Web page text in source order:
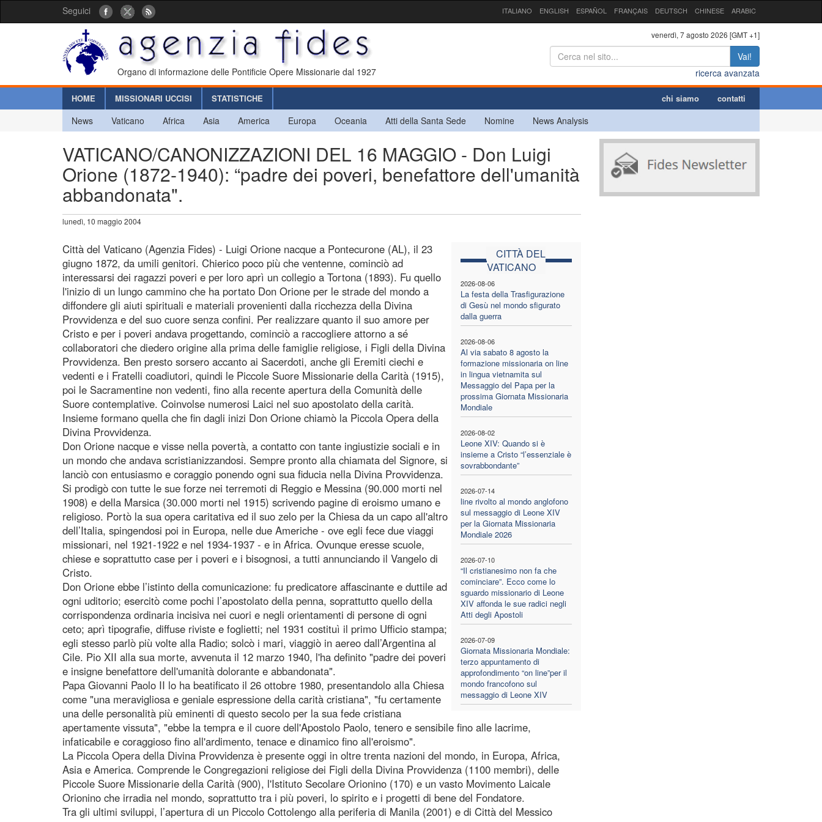
Seguici ITALIANO ENGLISH ESPAÑOL FRANÇAIS DEUTSCH CHINESE ARABIC
Organo di informazione delle Pontificie Opere Missionarie dal 1927
venerdì, 7 agosto 2026 [GMT +1]
Vai!
ricerca avanzata
HOME MISSIONARI UCCISI STATISTICHE chi siamo contatti
News Vaticano Africa Asia America Europa Oceania Atti della Santa Sede Nomine News Analysis
VATICANO/CANONIZZAZIONI DEL 16 MAGGIO - Don Luigi
Orione (1872-1940): “padre dei poveri, benefattore dell'umanità
abbandonata".
lunedì, 10 maggio 2004
CITTÀ DEL
VATICANO
2026-08-06
La festa della Trasfigurazione
di Gesù nel mondo sfigurato
dalla guerra
2026-08-06
Al via sabato 8 agosto la
formazione missionaria on line
in lingua vietnamita sul
Messaggio del Papa per la
prossima Giornata Missionaria
Mondiale
2026-08-02
Leone XIV: Quando si è
insieme a Cristo “l’essenziale è
sovrabbondante”
2026-07-14
line rivolto al mondo anglofono
sul messaggio di Leone XIV
per la Giornata Missionaria
Mondiale 2026
2026-07-10
“Il cristianesimo non fa che
cominciare”. Ecco come lo
sguardo missionario di Leone
XIV affonda le sue radici negli
Atti degli Apostoli
2026-07-09
Giornata Missionaria Mondiale:
terzo appuntamento di
approfondimento “on line”per il
mondo francofono sul
messaggio di Leone XIV
Città del Vaticano (Agenzia Fides) - Luigi Orione nacque a Pontecurone (AL), il 23
giugno 1872, da umili genitori. Chierico poco più che ventenne, cominciò ad
interessarsi dei ragazzi poveri e per loro aprì un collegio a Tortona (1893). Fu quello
l'inizio di un lungo cammino che ha portato Don Orione per le strade del mondo a
diffondere gli aiuti spirituali e materiali provenienti dalla ricchezza della Divina
Provvidenza e del suo cuore senza confini. Per realizzare quanto il suo amore per
Cristo e per i poveri andava progettando, cominciò a raccogliere attorno a sé
collaboratori che diedero origine alla prima delle famiglie religiose, i Figli della Divina
Provvidenza. Ben presto sorsero accanto ai Sacerdoti, anche gli Eremiti ciechi e
vedenti e i Fratelli coadiutori, quindi le Piccole Suore Missionarie della Carità (1915),
poi le Sacramentine non vedenti, fino alla recente apertura della Comunità delle
Suore contemplative. Coinvolse numerosi Laici nel suo apostolato della carità.
Insieme formano quella che fin dagli inizi Don Orione chiamò la Piccola Opera della
Divina Provvidenza.
Don Orione nacque e visse nella povertà, a contatto con tante ingiustizie sociali e in
un mondo che andava scristianizzandosi. Sempre pronto alla chiamata del Signore, si
lanciò con entusiasmo e coraggio ponendo ogni sua fiducia nella Divina Provvidenza.
Si prodigò con tutte le sue forze nei terremoti di Reggio e Messina (90.000 morti nel
1908) e della Marsica (30.000 morti nel 1915) scrivendo pagine di eroismo umano e
religioso. Portò la sua opera caritativa ed il suo zelo per la Chiesa da un capo all'altro
dell’Italia, spingendosi poi in Europa, nelle due Americhe - ove egli fece due viaggi
missionari, nel 1921-1922 e nel 1934-1937 - e in Africa. Ovunque eresse scuole,
chiese e soprattutto case per i poveri e i bisognosi, a tutti annunciando il Vangelo di
Cristo.
Don Orione ebbe l’istinto della comunicazione: fu predicatore affascinante e duttile ad
ogni uditorio; esercitò come pochi l’apostolato della penna, soprattutto quello della
corrispondenza ordinaria incisiva nei cuori e negli orientamenti di persone di ogni
ceto; aprì tipografie, diffuse riviste e foglietti; nel 1931 costituì il primo Ufficio stampa;
egli stesso parlò più volte alla Radio; solcò i mari, viaggiò in aereo dall’Argentina al
Cile. Pio XII alla sua morte, avvenuta il 12 marzo 1940, l'ha definito "padre dei poveri
e insigne benefattore dell'umanità dolorante e abbandonata".
Papa Giovanni Paolo II lo ha beatificato il 26 ottobre 1980, presentandolo alla Chiesa
come "una meravigliosa e geniale espressione della carità cristiana", "fu certamente
una delle personalità più eminenti di questo secolo per la sua fede cristiana
apertamente vissuta", "ebbe la tempra e il cuore dell'Apostolo Paolo, tenero e sensibile fino alle lacrime,
infaticabile e coraggioso fino all'ardimento, tenace e dinamico fino all'eroismo".
La Piccola Opera della Divina Provvidenza è presente oggi in oltre trenta nazioni del mondo, in Europa, Africa,
Asia e America. Comprende le Congregazioni religiose dei Figli della Divina Provvidenza (1100 membri), delle
Piccole Suore Missionarie della Carità (900), l'Istituto Secolare Orionino (170) e un vasto Movimento Laicale
Orionino che irradia nel mondo, soprattutto tra i più poveri, lo spirito e i progetti di bene del Fondatore.
Tra gli ultimi sviluppi, l’apertura di un Piccolo Cottolengo alla periferia di Manila (2001) e di Città del Messico